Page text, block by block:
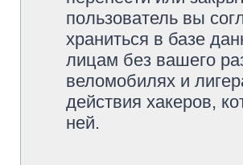
пользователь вы
храниться в базе
лицам без вашего
веломобилях и
действия хакеров,
ней.